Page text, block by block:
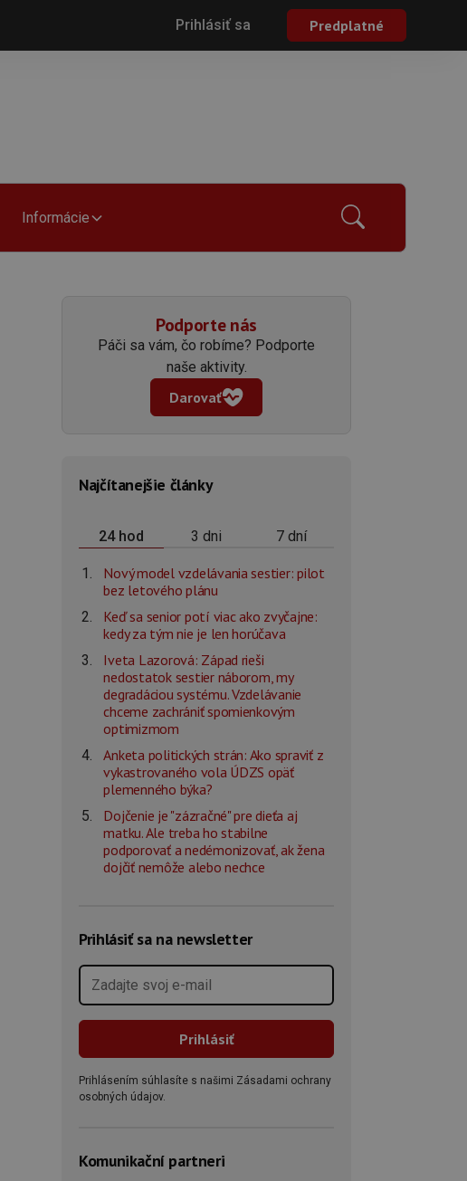
Prihlásiť sa Predplatné
Informácie
Podporte nás
Páči sa vám, čo robíme? Podporte
naše aktivity.
Darovať
Najčítanejšie články
24 hod 3 dni 7 dní
Nový model vzdelávania sestier: pilot
bez letového plánu
Keď sa senior potí viac ako zvyčajne:
kedy za tým nie je len horúčava
Iveta Lazorová: Západ rieši
nedostatok sestier náborom, my
degradáciou systému. Vzdelávanie
chceme zachrániť spomienkovým
optimizmom
Anketa politických strán: Ako spraviť z
vykastrovaného vola ÚDZS opäť
plemenného býka?
Dojčenie je "zázračné" pre dieťa aj
matku. Ale treba ho stabilne
podporovať a nedémonizovať, ak žena
dojčiť nemôže alebo nechce
Prihlásiť sa na newsletter
Prihlásením súhlasíte s našimi Zásadami ochrany
osobných údajov.
Komunikační partneri